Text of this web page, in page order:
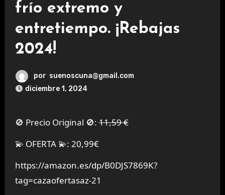
frío extremo y
entretiempo. ¡Rebajas
2024!
por suenoscuna@gmail.com
diciembre 1, 2024
🚫 Precio Original 🚫:11,59 €
💫 OFERTA 💫: 20,99€
https://amazon.es/dp/B0DJS7869K?
tag=cazaofertasaz-21